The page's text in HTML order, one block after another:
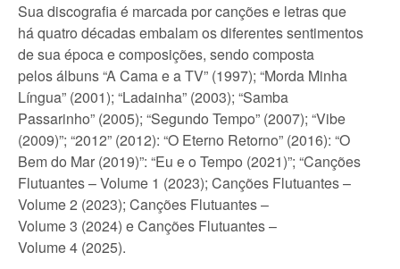
Sua discografia é marcada por canções e letras que
há quatro décadas embalam os diferentes sentimentos
de sua época e composições, sendo composta
pelos álbuns “A Cama e a TV” (1997); “Morda Minha
Língua” (2001); “Ladainha” (2003); “Samba
Passarinho” (2005); “Segundo Tempo” (2007); “Vibe
(2009)”; “2012” (2012): “O Eterno Retorno” (2016): “O
Bem do Mar (2019)”: “Eu e o Tempo (2021)”; “Canções
Flutuantes – Volume 1 (2023); Canções Flutuantes –
Volume 2 (2023); Canções Flutuantes –
Volume 3 (2024) e Canções Flutuantes –
Volume 4 (2025).